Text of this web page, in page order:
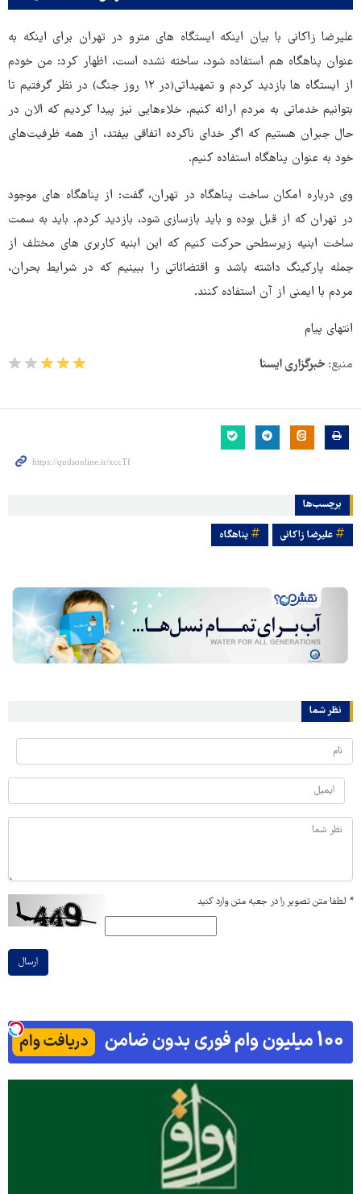
علیرضا زاکانی با بیان اینکه ایستگاه های مترو در تهران برای اینکه به
عنوان پناهگاه هم استفاده شود، ساخته نشده است، اظهار کرد: من خودم
از ایستگاه ها بازدید کردم و تمهیداتی(در ۱۲ روز جنگ) در نظر گرفتیم تا
بتوانیم خدماتی به مردم ارائه کنیم. خلاءهایی نیز پیدا کردیم که الان در
حال جبران هستیم که اگر خدای ناکرده اتفاقی بیفتد، از همه ظرفیت‌های
خود به عنوان پناهگاه استفاده کنیم.
وی درباره امکان ساخت پناهگاه در تهران، گفت: از پناهگاه های موجود
در تهران که از قبل بوده و باید بازسازی شود، بازدید کردم. باید به سمت
ساخت ابنیه زیرسطحی حرکت کنیم که این ابنیه کاربری های مختلف از
جمله پارکینگ داشته باشد و اقتضائاتی را ببینیم که در شرایط بحران،
مردم با ایمنی از آن استفاده کنند.
انتهای پیام
منبع: خبرگزاری ایسنا
برچسب‌ها
علیرضا زاکانی پناهگاه
نظر شما
* لطفا متن تصویر را در جعبه متن وارد کنید
ارسال